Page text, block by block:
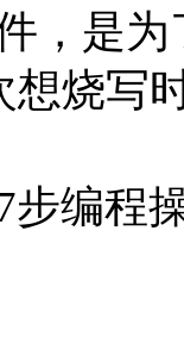
是为
想烧写
编程